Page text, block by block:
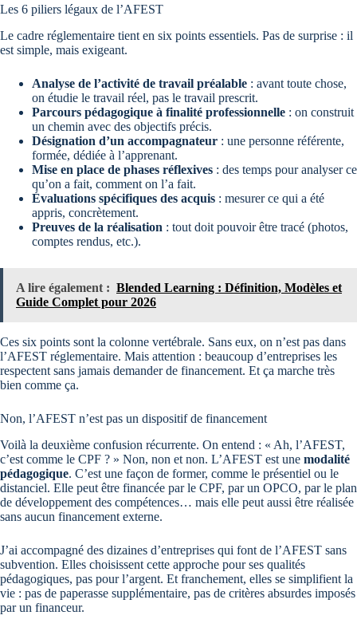
Les 6 piliers légaux de l’AFEST
Le cadre réglementaire tient en six points essentiels. Pas de surprise : il
est simple, mais exigeant.
Analyse de l’activité de travail préalable : avant toute chose,
on étudie le travail réel, pas le travail prescrit.
Parcours pédagogique à finalité professionnelle : on construit
un chemin avec des objectifs précis.
Désignation d’un accompagnateur : une personne référente,
formée, dédiée à l’apprenant.
Mise en place de phases réflexives : des temps pour analyser ce
qu’on a fait, comment on l’a fait.
Évaluations spécifiques des acquis : mesurer ce qui a été
appris, concrètement.
Preuves de la réalisation : tout doit pouvoir être tracé (photos,
comptes rendus, etc.).
A lire également : Blended Learning : Définition, Modèles et
Guide Complet pour 2026
Ces six points sont la colonne vertébrale. Sans eux, on n’est pas dans
l’AFEST réglementaire. Mais attention : beaucoup d’entreprises les
respectent sans jamais demander de financement. Et ça marche très
bien comme ça.
Non, l’AFEST n’est pas un dispositif de financement
Voilà la deuxième confusion récurrente. On entend : « Ah, l’AFEST,
c’est comme le CPF ? » Non, non et non. L’AFEST est une modalité
pédagogique. C’est une façon de former, comme le présentiel ou le
distanciel. Elle peut être financée par le CPF, par un OPCO, par le plan
de développement des compétences… mais elle peut aussi être réalisée
sans aucun financement externe.
J’ai accompagné des dizaines d’entreprises qui font de l’AFEST sans
subvention. Elles choisissent cette approche pour ses qualités
pédagogiques, pas pour l’argent. Et franchement, elles se simplifient la
vie : pas de paperasse supplémentaire, pas de critères absurdes imposés
par un financeur.